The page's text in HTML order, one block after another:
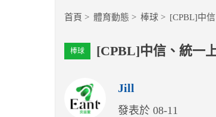
首頁 體育動態 棒球 [CPBL]中
棒球 [CPBL]中信、統一
Jill
發表於 08-11